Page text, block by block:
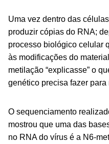
Uma vez dentro das
produzir cópias do RNA;
processo biológico celular
às modificações do
metilação “explicasse” o
genético precisa fazer para
O sequenciamento
mostrou que uma das
no RNA do vírus é a N6-